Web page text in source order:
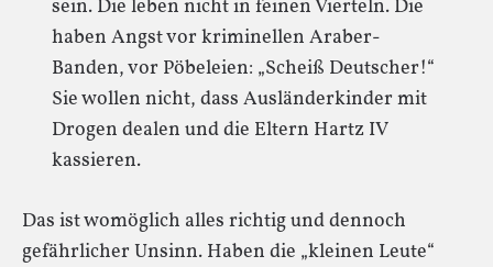
sein. Die leben nicht in feinen Vierteln. Die
haben Angst vor kriminellen Araber-
Banden, vor Pöbeleien: „Scheiß Deutscher!“
Sie wollen nicht, dass Ausländerkinder mit
Drogen dealen und die Eltern Hartz IV
kassieren.
Das ist womöglich alles richtig und dennoch
gefährlicher Unsinn. Haben die „kleinen Leute“